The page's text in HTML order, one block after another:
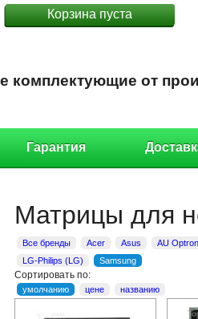
Корзина пуста
комплектующие от
Гарантия
Матрицы для
Все бренды Acer Asus AU
LG-Philips (LG)
Samsung
Сортировать по:
умолчанию цене названию